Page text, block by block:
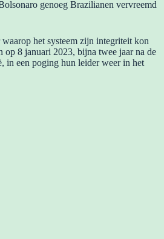
genoeg Brazilianen vervreemd
het systeem zijn integriteit kon
op 8 januari 2023, bijna twee jaar na de
in een poging hun leider weer in het